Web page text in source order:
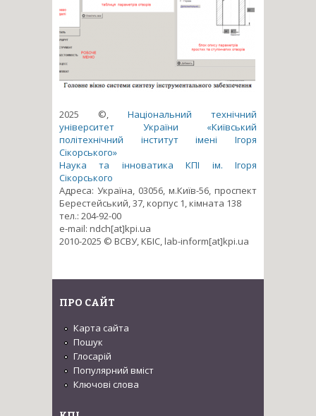
2025 ©, Національний технічний
університет України «Київський
політехнічний інститут імені Ігоря
Сікорського»
Наука та інноватика КПІ ім. Ігоря
Сікорського
Адреса: Україна, 03056, м.Київ-56, проспект
Берестейський, 37, корпус 1, кімната 138
тел.: 204-92-00
e-mail: ndch[at]kpi.ua
2010-2025 © ВСВУ, КБІС, lab-inform[at]kpi.ua
ПРО САЙТ
Карта сайта
Пошук
Глосарій
Популярний вміст
Ключові слова